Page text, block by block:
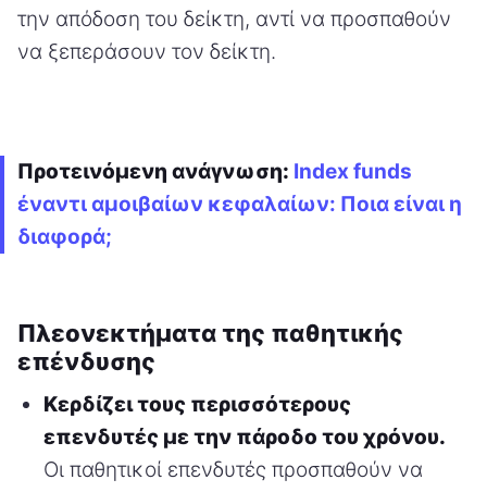
την απόδοση του δείκτη, αντί να προσπαθούν
να ξεπεράσουν τον δείκτη.
Προτεινόμενη ανάγνωση: Index funds
έναντι αμοιβαίων κεφαλαίων: Ποια είναι η
διαφορά;
Πλεονεκτήματα της παθητικής
επένδυσης
Κερδίζει τους περισσότερους
επενδυτές με την πάροδο του χρόνου.
Οι παθητικοί επενδυτές προσπαθούν να